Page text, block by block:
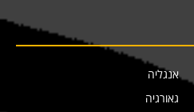
אנגליה
גאורגיה